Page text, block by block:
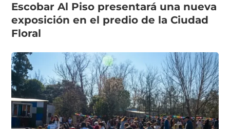
Escobar Al Piso presentará una nueva
exposición en el predio de la Ciudad
Floral